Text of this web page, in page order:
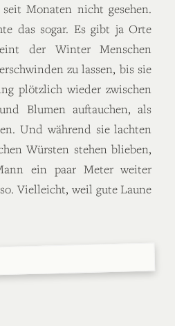
Monaten nicht gesehen.
das sogar. Es gibt ja Orte
der Winter Menschen
zu lassen, bis sie
plötzlich wieder zwischen
Blumen auftauchen, als
Und während sie lachten
Würsten stehen blieben,
ein paar Meter weiter
Vielleicht, weil gute Laune